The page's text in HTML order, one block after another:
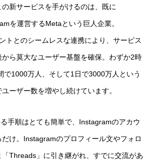
新サービスを手がけるのは、既に
を運営するMetaという巨人企業。
トとのシームレスな連携により、サービス
ら莫大なユーザー基盤を確保。わずか2時
で1000万人、そして1日で3000万人という
ーザー数を増やし続けています。
る手順はとても簡単で、Instagramのアカウ
け。Instagramのプロフィール文やフォロ
Threads」に引き継がれ、すでに交流があ